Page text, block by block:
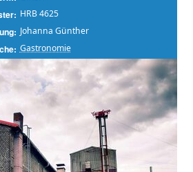
HRB 4625
Johanna Günther
Gastronomie